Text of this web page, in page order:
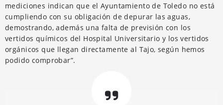
mediciones indican que el Ayuntamiento de Toledo no está
cumpliendo con su obligación de depurar las aguas,
demostrando, además una falta de previsión con los
vertidos químicos del Hospital Universitario y los vertidos
orgánicos que llegan directamente al Tajo, según hemos
podido comprobar”.